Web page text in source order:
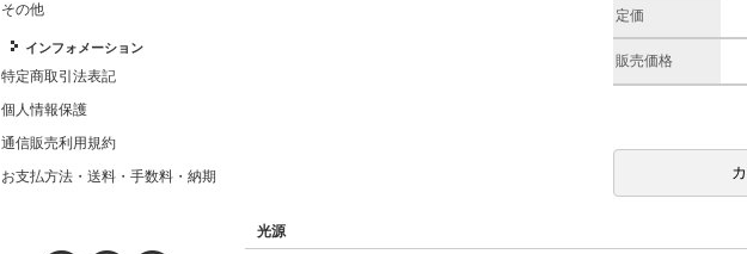
その他
インフォメーション
特定商取引法表記
個人情報保護
通信販売利用規約
お支払方法・送料・手数料・納期
定価
販売価格
光源